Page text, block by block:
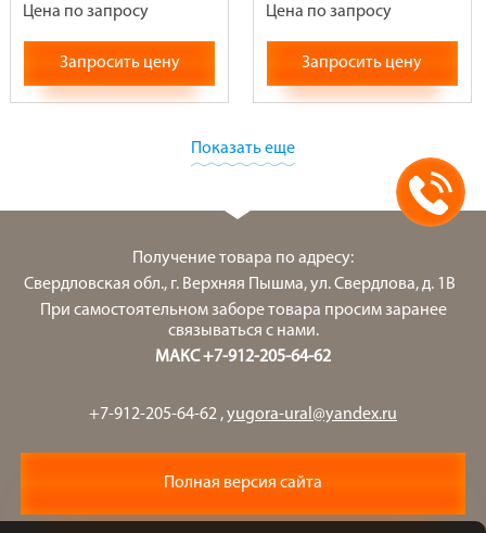
Цена по запросу
Запросить цену
Цена по запросу
Запросить цену
Показать еще
Получение товара по адресу:
Свердловская обл., г. Верхняя Пышма, ул. Свердлова, д. 1В
При самостоятельном заборе товара просим заранее
связываться с нами.
МАКС +7-912-205-64-62
+7-912-205-64-62 ,yugora-ural@yandex.ru
Полная версия сайта